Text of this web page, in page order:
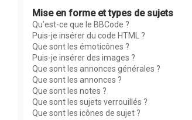
Mise en forme et types de sujets
Qu’est-ce que le BBCode ?
Puis-je insérer du code HTML ?
Que sont les émoticônes ?
Puis-je insérer des images ?
Que sont les annonces générales ?
Que sont les annonces ?
Que sont les notes ?
Que sont les sujets verrouillés ?
Que sont les icônes de sujet ?